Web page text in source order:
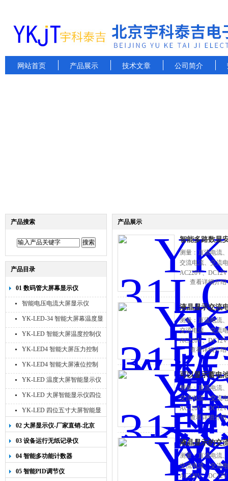
网站首页 产品展示 技术文章 公司简介
产品搜索
产品目录
01 数码管大屏幕显示仪
智能电压电流大屏显示仪
YK-LED-34 智能大屏幕温度显
示仪
YK-LED 智能大屏温度控制仪
YK-LED4 智能大屏压力控制
仪
YK-LED4 智能大屏液位控制
仪
YK-LED 温度大屏智能显示仪
四位十寸
YK-LED 大屏智能显示仪四位
八寸
YK-LED 四位五寸大屏智能显
示仪
02 大屏显示仪-厂家直销-北京
宇科泰吉
03 设备运行无纸记录仪
04 智能多功能计数器
05 智能PID调节仪
产品展示
智能多路数显
测量：直流电流
交流电流、交流
AC220V、
查看详细介绍
液晶显示交流
测量：直流电流
交流电流、交流
AC220V、
查看详细介绍
可以显示蓄电
测量：直流电流
交流电流、交流
AC220V、
查看详细介绍
液晶显示的交
测量：直流电流
交流电流、交流
AC220V、